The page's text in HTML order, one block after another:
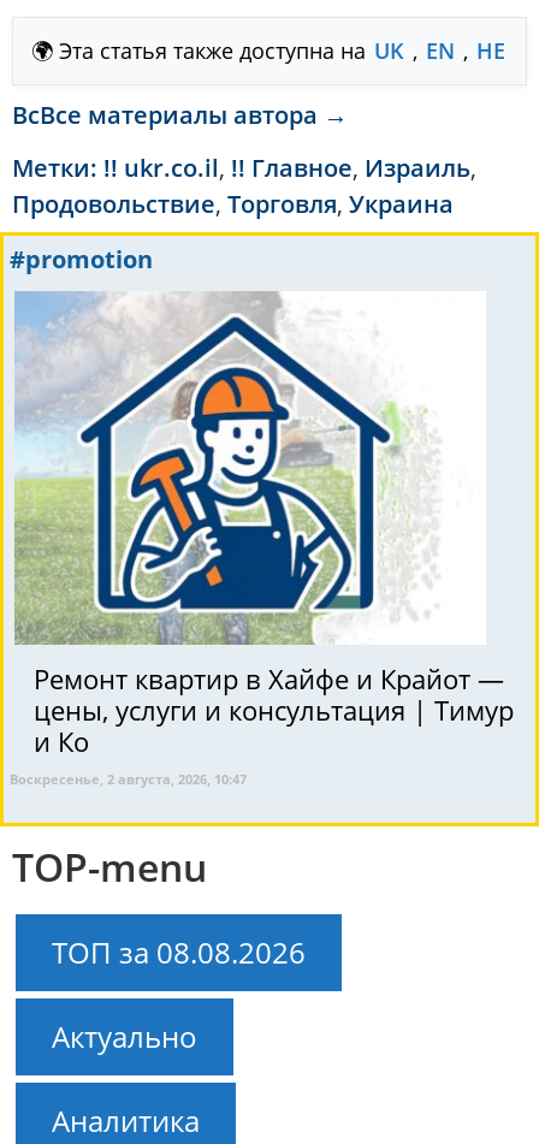
🌍 Эта статья также доступна на UK , EN , HE
ВсВсе материалы автора →
Метки: !! ukr.co.il, !! Главное, Израиль,
Продовольствие, Торговля, Украина
#promotion
Ремонт квартир в Хайфе и Крайот —
цены, услуги и консультация | Тимур
и Ко
Воскресенье, 2 августа, 2026, 10:47
TOP-menu
ТОП за 08.08.2026
Актуально
Аналитика